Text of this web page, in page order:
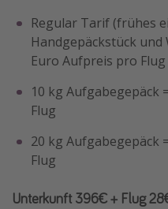
Regular Tarif (frühes
Handgepäckstück und
Euro Aufpreis pro Flug
10 kg Aufgabegepäck
Flug
20 kg Aufgabegepäck
Flug
Unterkunft 396€ + Flug